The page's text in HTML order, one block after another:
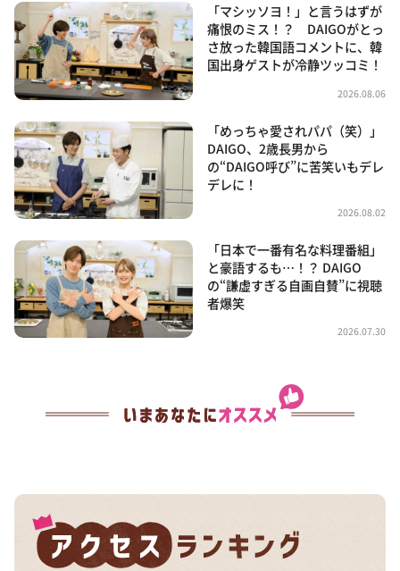
「マシッソヨ！」と言うはずが
痛恨のミス！？ DAIGOがとっ
さ放った韓国語コメントに、韓
国出身ゲストが冷静ツッコミ！
2026.08.06
「めっちゃ愛されパパ（笑）」
DAIGO、2歳長男から
の“DAIGO呼び”に苦笑いもデレ
デレに！
2026.08.02
「日本で一番有名な料理番組」
と豪語するも…！？ DAIGO
の“謙虚すぎる自画自賛”に視聴
者爆笑
2026.07.30